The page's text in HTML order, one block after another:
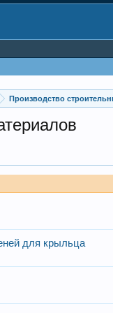
Производство
для крыльца